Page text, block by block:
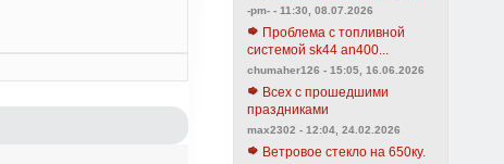
-pm- - 11:30, 08.07.2026
Проблема с топливной
системой sk44 an400...
chumaher126 - 15:05, 16.06.2026
Всех с прошедшими
праздниками
max2302 - 12:04, 24.02.2026
Ветровое стекло на 650ку.